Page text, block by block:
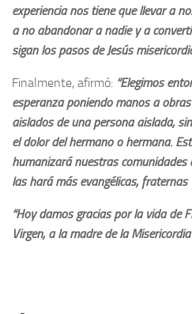
experiencia nos tiene que llevar a
a no abandonar a nadie y a
sigan los pasos de Jesús
Finalmente, afirmó: “Elegimos
esperanza poniendo manos a
aislados de una persona aislada,
el dolor del hermano o hermana.
humanizará nuestras
las hará más evangélicas, fraternas
“Hoy damos gracias por la vida de
Virgen, a la madre de la